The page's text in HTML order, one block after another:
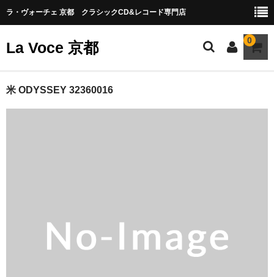
ラ・ヴォーチェ 京都 クラシックCD&レコード専門店
La Voce 京都 0
CATALOG LP
米 ODYSSEY 32360016